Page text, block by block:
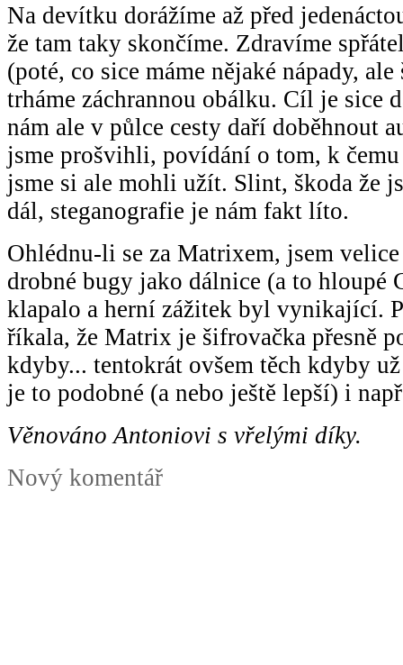
Na devítku dorážíme až před
že tam taky skončíme. Zdravíme
(poté, co sice máme nějaké nápady,
trháme záchrannou obálku. Cíl je sice
nám ale v půlce cesty daří doběhnout
jsme prošvihli, povídání o tom, k
jsme si ale mohli užít. Slint, škoda že
dál, steganografie je nám fakt líto.
Ohlédnu-li se za Matrixem, jsem
drobné bugy jako dálnice (a to hloupé
klapalo a herní zážitek byl vynikající.
říkala, že Matrix je šifrovačka přesně
kdyby... tentokrát ovšem těch kdyby
je to podobné (a nebo ještě lepší) i
Věnováno Antoniovi s vřelými díky.
Nový komentář